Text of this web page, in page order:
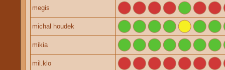
megis
michal houdek
mikia
mil.klo